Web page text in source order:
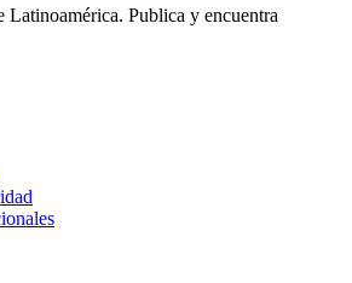
Publica y encuentra